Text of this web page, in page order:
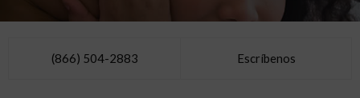
(866) 504-2883 Escríbenos